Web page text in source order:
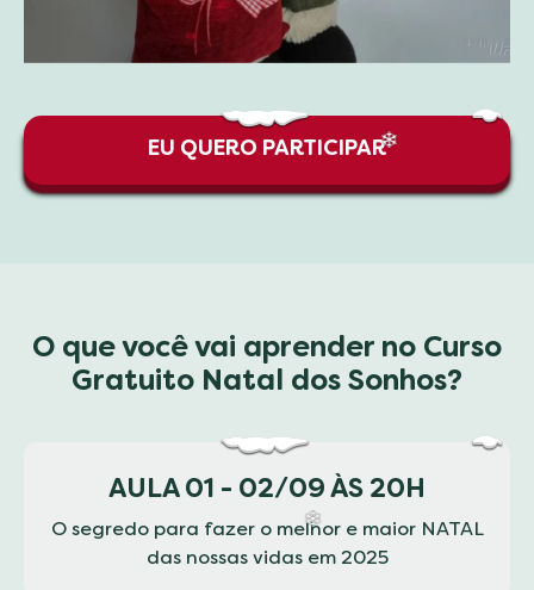
EU QUERO PARTICIPAR
O que você vai aprender no Curso
Gratuito Natal dos Sonhos?
AULA 01 - 02/09 ÀS 20H
O segredo para fazer o melhor e maior NATAL
das nossas vidas em 2025❄
❆